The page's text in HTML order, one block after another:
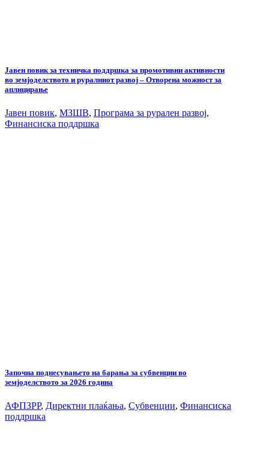
Јавен повик за техничка поддршка за промотивни активности
во земјоделството и руралниот развој – Отворена можност за
аплицирање
Јавен повик, МЗШВ, Програма за рурален развој,
Финансиска поддршка
Започна поднесувањето на барања за субвенции во
земјоделството за 2026 година
АФПЗРР, Директни плаќања, Субвенции, Финансиска
поддршка